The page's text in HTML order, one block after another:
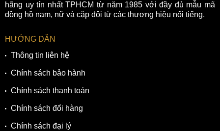
hãng uy tín nhất TPHCM từ năm 1985 với đầy đủ mẫu mã
đồng hồ nam, nữ và cặp đôi từ các thương hiệu nổi tiếng.
HƯỚNG DẪN
Thông tin liên hệ
Chính sách bảo hành
Chính sách thanh toán
Chính sách đổi hàng
Chính sách đại lý